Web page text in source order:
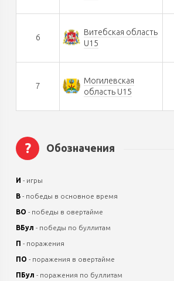
6
Витебская область
U15
7
Могилевская
область U15
? Обозначения
И - игры
В - победы в основное время
ВО - победы в овертайме
ВБул - победы по буллитам
П - поражения
ПО - поражения в овертайме
ПБул - поражения по буллитам